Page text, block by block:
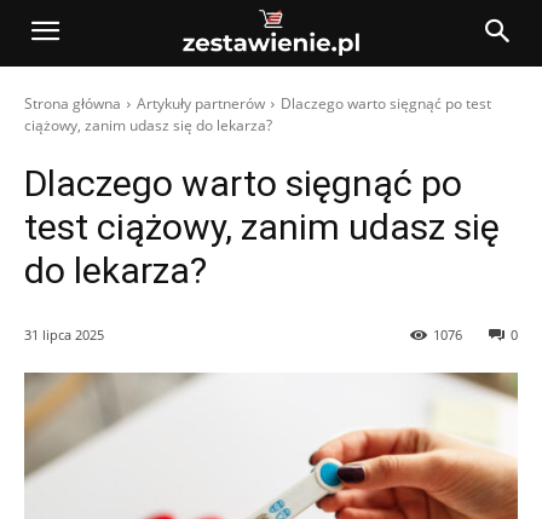
Strona główna Artykuły partnerów
Dlaczego warto sięgnąć po test
ciążowy, zanim udasz się do lekarza?
Dlaczego warto sięgnąć po
test ciążowy, zanim udasz się
do lekarza?
31 lipca 2025 0
1076